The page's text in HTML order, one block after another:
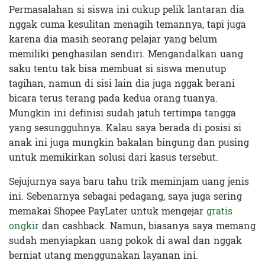
Permasalahan si siswa ini cukup pelik lantaran dia
nggak cuma kesulitan menagih temannya, tapi juga
karena dia masih seorang pelajar yang belum
memiliki penghasilan sendiri. Mengandalkan uang
saku tentu tak bisa membuat si siswa menutup
tagihan, namun di sisi lain dia juga nggak berani
bicara terus terang pada kedua orang tuanya.
Mungkin ini definisi sudah jatuh tertimpa tangga
yang sesungguhnya. Kalau saya berada di posisi si
anak ini juga mungkin bakalan bingung dan pusing
untuk memikirkan solusi dari kasus tersebut.
Sejujurnya saya baru tahu trik meminjam uang jenis
ini. Sebenarnya sebagai pedagang, saya juga sering
memakai Shopee PayLater untuk mengejargratis
ongkirdan cashback. Namun, biasanya saya memang
sudah menyiapkan uang pokok di awal dan nggak
berniat utang menggunakan layanan ini.